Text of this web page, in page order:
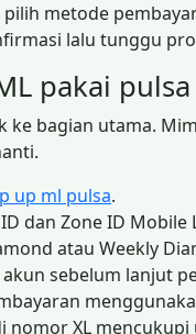
metode
lalu tunggu
pakai pulsa
ke bagian utama.
up ml pulsa.
dan Zone ID Mobile
atau Weekly
sebelum lanjut
nomor XL